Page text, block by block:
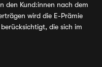
den Kund:innen nach dem
wird die E-Prämie
die sich im